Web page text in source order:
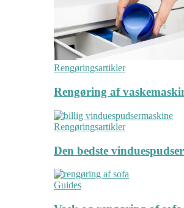
Rengøringsartikler
Rengøring af
Rengøringsartikler
Den bedste
Guides